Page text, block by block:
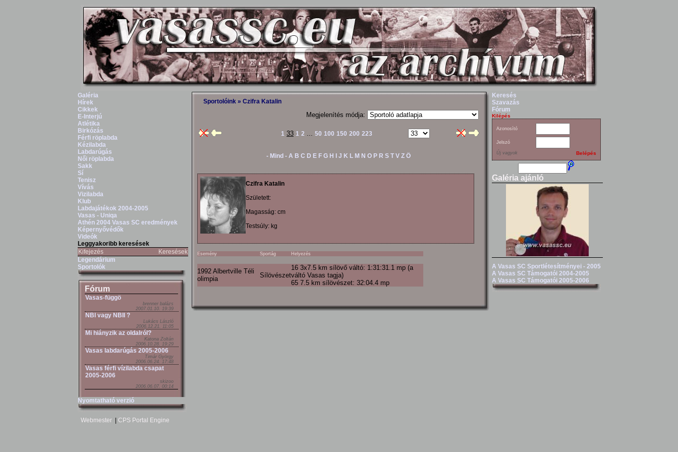
Galéria
Hírek
Cikkek
E-Interjú
Atlétika
Birkózás
Férfi röplabda
Kézilabda
Labdarúgás
Női röplabda
Sakk
Sí
Tenisz
Vívás
Vizilabda
Klub
Labdajátékok 2004-2005
Vasas - Uniqa
Athén 2004 Vasas SC eredmények
Képernyővédők
Videók
Leggyakoribb keresések
Kifejezés
Keresések
Legendárium
Sportolók
Fórum
Vasas-függö
brenner balázs
2007.01.10. 19:39
NBI vagy NBII ?
Lukács László
2006.12.21. 11:05
Mi hiányzik az oldalról?
Katona Zoltán
2006.10.28. 19:29
Vasas labdarúgás 2005-2006
Timár György
2006.06.24. 17:48
Vasas férfi vízilabda csapat
2005-2006
skizoo
2006.06.07. 00:14
Nyomtatható verzió
Sportolóink» Czifra Katalin
Megjelenítés módja:
1 33 1 2 ... 50 100 150 200 223
- Mind - A B C D E F G H J K L M N O P R S T V Z Ö
Czifra Katalin
Született:
Magasság: cm
Testsúly: kg
Esemény Sportág Helyezés
1992 Albertville Téli
olimpia
Sílövészet
16 3x7.5 km sílövő váltó: 1:31:31.1 mp (a
váltó Vasas tagja)
65 7.5 km sílövészet: 32:04.4 mp
Keresés
Szavazás
Fórum
Kilépés
Azonosító
Jelszó
Új vagyok Belépés
Galéria ajánló
A Vasas SC Sportlétesítményei - 2005
A Vasas SC Támogatói 2004-2005
A Vasas SC Támogatói 2005-2006
Webmester CPS Portal Engine